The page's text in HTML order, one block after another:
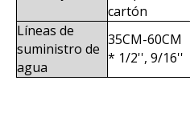
cartón
Líneas de
suministro de
agua
35CM-60CM
* 1/2'', 9/16''